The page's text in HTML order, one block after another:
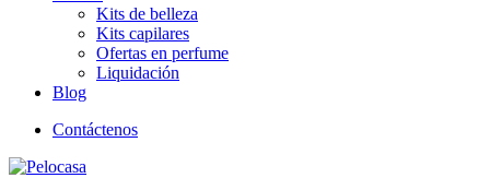
Kits de belleza
Kits capilares
Ofertas en perfume
Liquidación
Blog
Contáctenos